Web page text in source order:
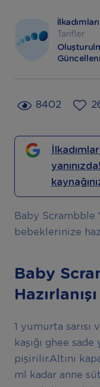
Tarifler
8402
Baby Scrambble
bebeklerinize
Baby
Hazırlanışı
1 yumurta sarısı
kaşığı ghee
pişirilir.Altını
ml kadar anne